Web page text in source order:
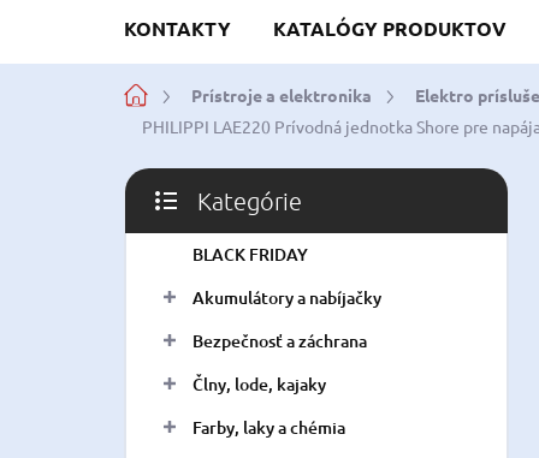
KONTAKTY KATALÓGY PRODUKTOV
DomovPrístroje a elektronika Elektro
PHILIPPI LAE220 Prívodná jednotka Shore pre
B
č
Preskočiť
kategórie
Kategórie
BLACK FRIDAY
Akumulátory a nabíjačky
Bezpečnosť a záchrana
Člny, lode, kajaky
Farby, laky a chémia